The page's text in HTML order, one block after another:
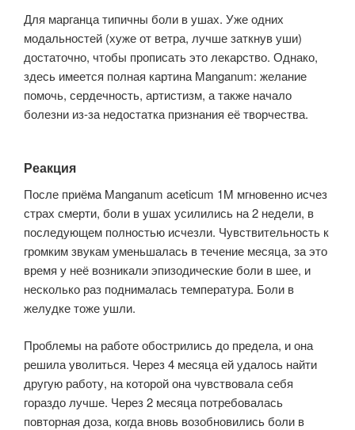
Для марганца типичны боли в ушах. Уже одних
модальностей (хуже от ветра, лучше заткнув уши)
достаточно, чтобы прописать это лекарство. Однако,
здесь имеется полная картина Manganum: желание
помочь, сердечность, артистизм, а также начало
болезни из-за недостатка признания её творчества.
Реакция
После приёма Manganum aceticum 1M мгновенно исчез
страх смерти, боли в ушах усилились на 2 недели, в
последующем полностью исчезли. Чувствительность к
громким звукам уменьшалась в течение месяца, за это
время у неё возникали эпизодические боли в шее, и
несколько раз поднималась температура. Боли в
желудке тоже ушли.
Проблемы на работе обострились до предела, и она
решила уволиться. Через 4 месяца ей удалось найти
другую работу, на которой она чувствовала себя
гораздо лучше. Через 2 месяца потребовалась
повторная доза, когда вновь возобновились боли в